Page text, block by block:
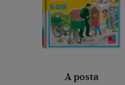
A posta